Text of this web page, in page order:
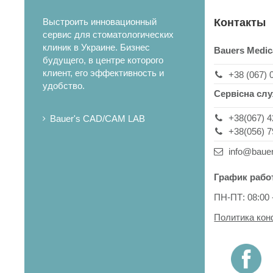
Выстроить инновационный
сервис для стоматологических
клиник в Украине. Бизнес
будущего, в центре которого
клиент, его эффективность и
удобство.
Bauer's CAD/CAM LAB
Контакты
Bauers
+38 (067)
Сервісна
+38(067)
+38(056)
График
ПН-ПТ: 08:00
Политика